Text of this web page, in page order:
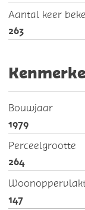
Aantal keer
263
Bouwjaar
1979
Perceelgrootte
264
147